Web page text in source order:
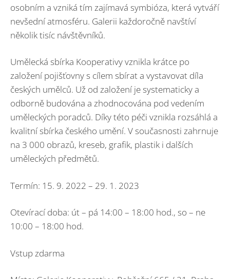
osobním a vzniká tím zajímavá symbióza, která vytváří
nevšední atmosféru. Galerii každoročně navštíví
několik tisíc návštěvníků.
Umělecká sbírka Kooperativy vznikla krátce po
založení pojišťovny s cílem sbírat a vystavovat díla
českých umělců. Už od založení je systematicky a
odborně budována a zhodnocována pod vedením
uměleckých poradců. Díky této péči vznikla rozsáhlá a
kvalitní sbírka českého umění. V současnosti zahrnuje
na 3 000 obrazů, kreseb, grafik, plastik i dalších
uměleckých předmětů.
Termín: 15. 9. 2022 – 29. 1. 2023
Otevírací doba: út – pá 14:00 – 18:00 hod., so – ne
10:00 – 18:00 hod.
Vstup zdarma